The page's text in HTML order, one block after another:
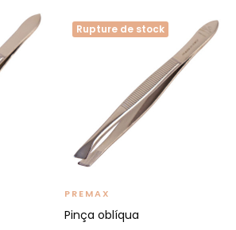
Rupture de stock
PREMAX
Pinça oblíqua